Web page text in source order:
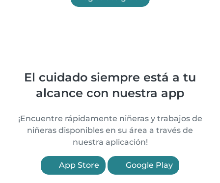
El cuidado siempre está a tu
alcance con nuestra app
¡Encuentre rápidamente niñeras y trabajos de
niñeras disponibles en su área a través de
nuestra aplicación!
App Store Google Play